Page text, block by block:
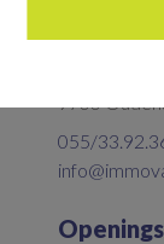
Neem
9700
055/